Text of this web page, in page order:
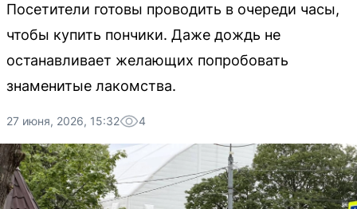
Посетители готовы проводить в очереди часы,
чтобы купить пончики. Даже дождь не
останавливает желающих попробовать
знаменитые лакомства.
27 июня, 2026, 15:32 4